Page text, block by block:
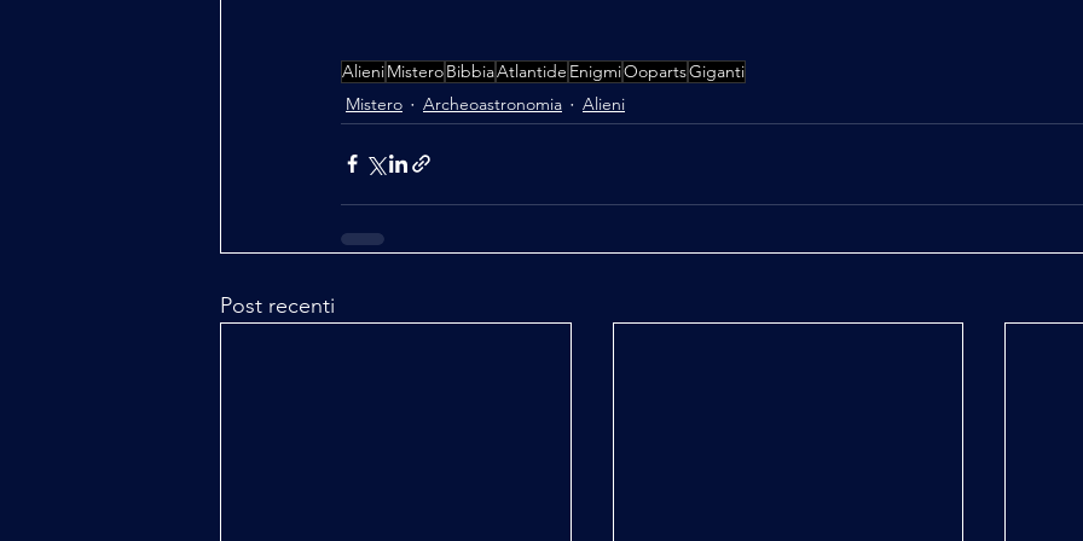
AlieniMisteroBibbiaAtlantide EnigmiOopartsGiganti
Mistero
Archeoastronomia Alieni
Post recenti